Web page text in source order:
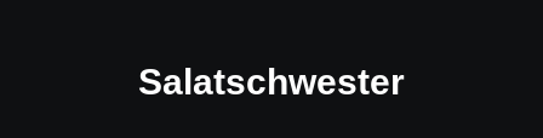
Salatschwester